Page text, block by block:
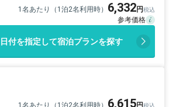
1名あたり（1泊2名利用時） 6,332
日付を指定して宿泊プランを探す
1名あたり（1泊2名利用時） 6,615